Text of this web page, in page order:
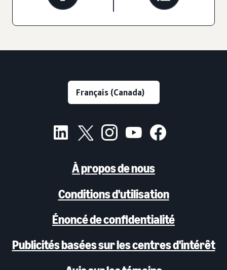
À propos de nous
Conditions d'utilisation
Énoncé de confidentialité
Publicités basées sur les centres d'intérêt